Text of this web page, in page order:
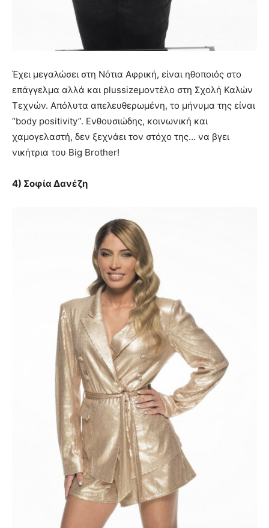
Έχει μεγαλώσει στη Νότια Αφρική, είναι ηθοποιός στο
επάγγελμα αλλά και plussizeμοντέλο στη Σχολή Καλών
Τεχνών. Απόλυτα απελευθερωμένη, το μήνυμα της είναι
“body positivity”. Ενθουσιώδης, κοινωνική και
χαμογελαστή, δεν ξεχνάει τον στόχο της… να βγει
νικήτρια του Big Brother!
4) Σοφία Δανέζη